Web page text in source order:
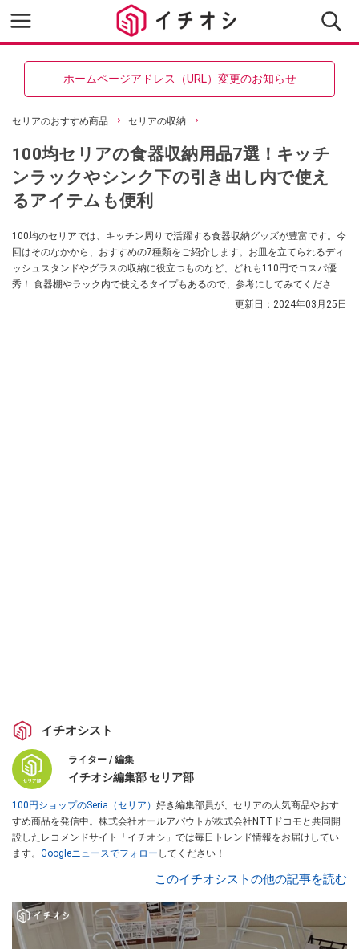
ホームページアドレス（URL）変更のお知らせ
セリアのおすすめ商品 セリアの収納
100均セリアの食器収納用品7選！キッチ
ンラックやシンク下の引き出し内で使え
るアイテムも便利
100均のセリアでは、キッチン周りで活躍する食器収納グッズが豊富です。今
回はそのなかから、おすすめの7種類をご紹介します。お皿を立てられるディ
ッシュスタンドやグラスの収納に役立つものなど、どれも110円でコスパ優
秀！ 食器棚やラック内で使えるタイプもあるので、参考にしてみてください
更新日： 2024年03月25日
イチオシスト
ライター / 編集
イチオシ編集部 セリア部
100円ショップのSeria（セリア） 好き編集部員が、セリアの人気商品やおす
すめ商品を発信中。株式会社オールアバウトが株式会社NTTドコモと共同開
設したレコメンドサイト「イチオシ」では毎日トレンド情報をお届けしてい
ます。 Googleニュースでフォロー してください！
このイチオシストの他の記事を読む